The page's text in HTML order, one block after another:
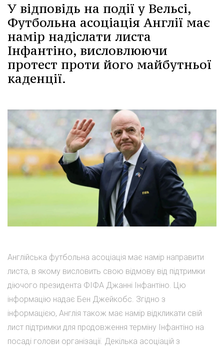
У відповідь на події у Вельсі,
Футбольна асоціація Англії має
намір надіслати листа
Інфантіно, висловлюючи
протест проти його майбутньої
каденції.
Англійська футбольна асоціація має намір направити
листа, в якому висловить свою відмову від підтримки
діючого президента ФІФА Джанні Інфантіно. Цю
інформацію надає Бен Джейкобс. Згідно з
інформацією, Англія також має намір відкликати свій
лист підтримки для продовження терміну Інфантіно на
посаді голови організації. Декілька асоціацій з